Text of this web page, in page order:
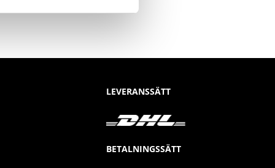
LEVERANSSÄTT
BETALNINGSSÄTT